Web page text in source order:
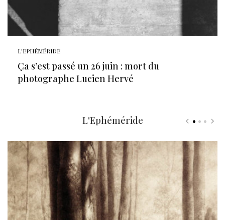
L'EPHÉMÉRIDE
Ça s’est passé un 26 juin : mort du
photographe Lucien Hervé
L'Ephéméride